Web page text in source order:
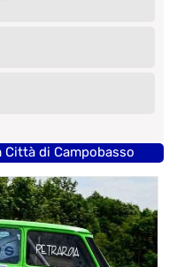
Città di Campobasso